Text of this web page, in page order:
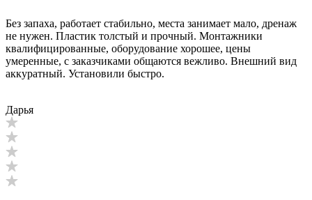
Без запаха, работает стабильно, места занимает мало, дренаж
не нужен. Пластик толстый и прочный. Монтажники
квалифицированные, оборудование хорошее, цены
умеренные, с заказчиками общаются вежливо. Внешний вид
аккуратный. Установили быстро.
Дарья